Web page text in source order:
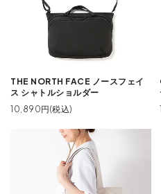
THE NORTH FACE ノースフェイ
ス シャトルショルダー
10,890円(税込)